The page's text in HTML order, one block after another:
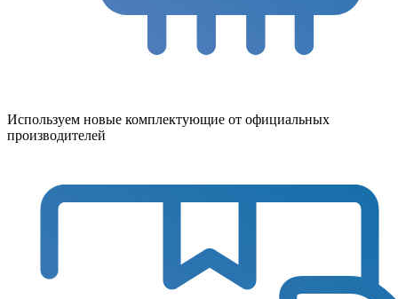
Используем новые комплектующие от официальных
производителей